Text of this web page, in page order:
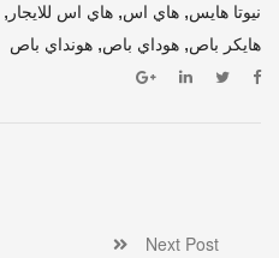
نيوتا هايس, هاي اس, هاي اس للايجار ,
هايكر باص, هوداي باص, هونداي باص
Next Post